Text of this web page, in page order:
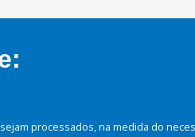
processados, na medida do